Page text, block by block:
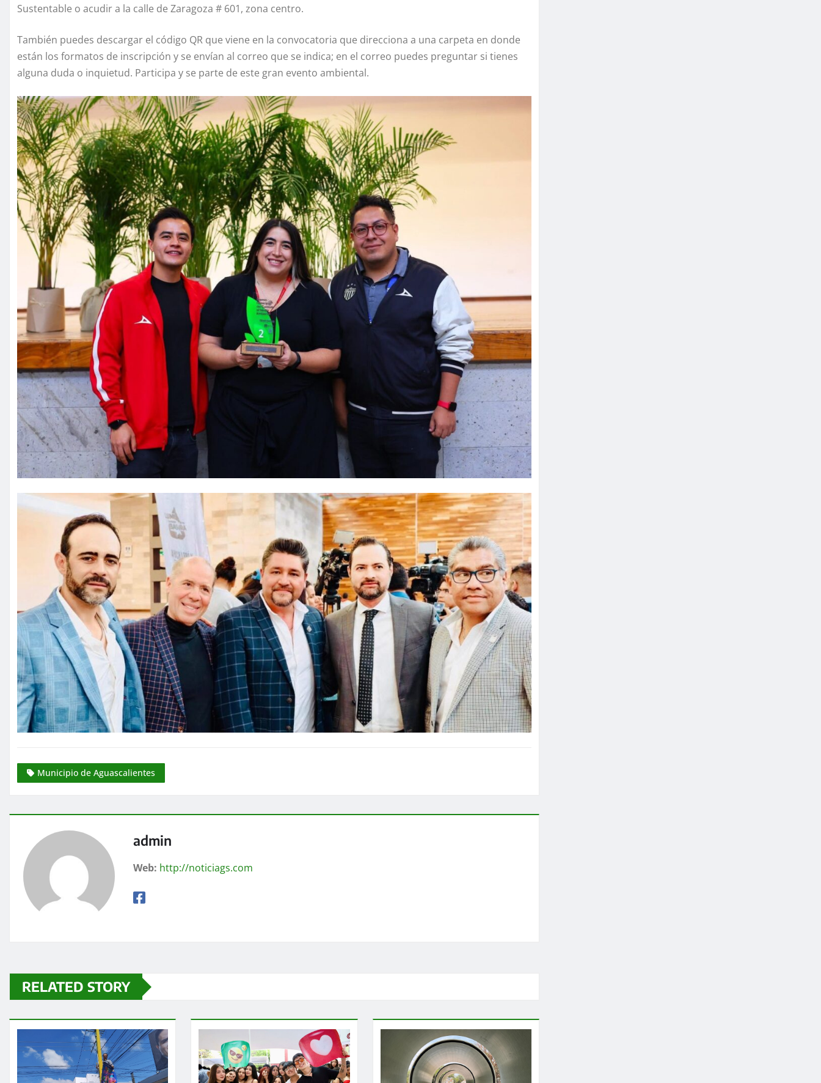
Sustentable o acudir a la calle de Zaragoza # 601, zona centro.
También puedes descargar el código QR que viene en la convocatoria que direcciona a una carpeta en donde
están los formatos de inscripción y se envían al correo que se indica; en el correo puedes preguntar si tienes
alguna duda o inquietud. Participa y se parte de este gran evento ambiental.
Municipio de Aguascalientes
admin
Web: http://noticiags.com
RELATED STORY